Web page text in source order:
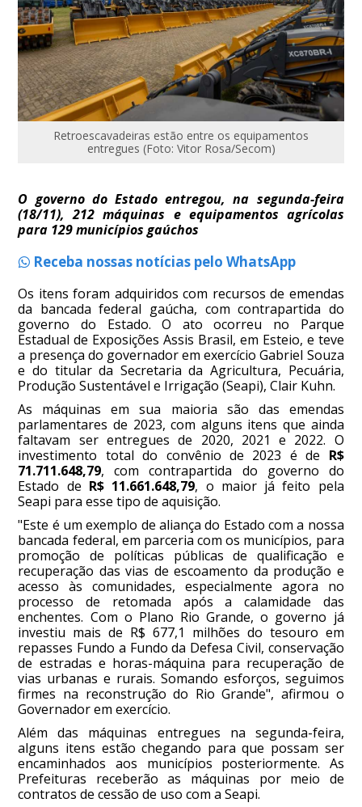
Retroescavadeiras estão entre os equipamentos
entregues (Foto: Vitor Rosa/Secom)
O governo do Estado entregou, na segunda-feira
(18/11), 212 máquinas e equipamentos agrícolas
para 129 municípios gaúchos
Receba nossas notícias pelo WhatsApp
Os itens foram adquiridos com recursos de emendas
da bancada federal gaúcha, com contrapartida do
governo do Estado. O ato ocorreu no Parque
Estadual de Exposições Assis Brasil, em Esteio, e teve
a presença do governador em exercício Gabriel Souza
e do titular da Secretaria da Agricultura, Pecuária,
Produção Sustentável e Irrigação (Seapi), Clair Kuhn.
As máquinas em sua maioria são das emendas
parlamentares de 2023, com alguns itens que ainda
faltavam ser entregues de 2020, 2021 e 2022. O
investimento total do convênio de 2023 é de R$
71.711.648,79, com contrapartida do governo do
Estado de R$ 11.661.648,79, o maior já feito pela
Seapi para esse tipo de aquisição.
"Este é um exemplo de aliança do Estado com a nossa
bancada federal, em parceria com os municípios, para
promoção de políticas públicas de qualificação e
recuperação das vias de escoamento da produção e
acesso às comunidades, especialmente agora no
processo de retomada após a calamidade das
enchentes. Com o Plano Rio Grande, o governo já
investiu mais de R$ 677,1 milhões do tesouro em
repasses Fundo a Fundo da Defesa Civil, conservação
de estradas e horas-máquina para recuperação de
vias urbanas e rurais. Somando esforços, seguimos
firmes na reconstrução do Rio Grande", afirmou o
Governador em exercício.
Além das máquinas entregues na segunda-feira,
alguns itens estão chegando para que possam ser
encaminhados aos municípios posteriormente. As
Prefeituras receberão as máquinas por meio de
contratos de cessão de uso com a Seapi.